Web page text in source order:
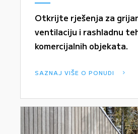
Otkrijte rješenja za
ventilaciju i rashladnu
komercijalnih objekata.
SAZNAJ VIŠE O PONUDI